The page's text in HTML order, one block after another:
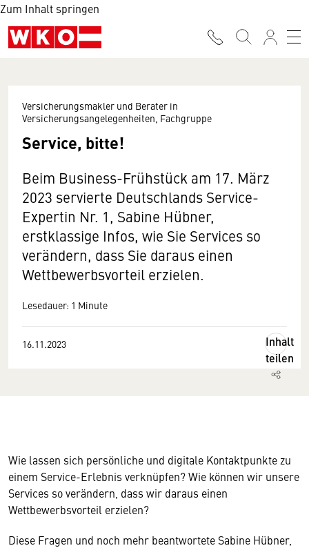
Zum Inhalt springen
Versicherungsmakler und Berater in
Versicherungsangelegenheiten, Fachgruppe
Service, bitte!
Beim Business-Frühstück am 17. März
2023 servierte Deutschlands Service-
Expertin Nr. 1, Sabine Hübner,
erstklassige Infos, wie Sie Services so
verändern, dass Sie daraus einen
Wettbewerbsvorteil erzielen.
Lesedauer: 1 Minute
16.11.2023
Inhalt
teilen
Wie lassen sich persönliche und digitale Kontaktpunkte zu
einem Service-Erlebnis verknüpfen? Wie können wir unsere
Services so verändern, dass wir daraus einen
Wettbewerbsvorteil erzielen?
Diese Fragen und noch mehr beantwortete Sabine Hübner,